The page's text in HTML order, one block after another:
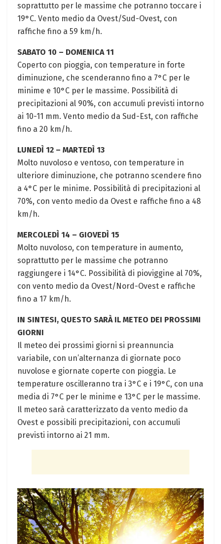
soprattutto per le massime che potranno toccare i
19°C. Vento medio da Ovest/Sud-Ovest, con
raffiche fino a 59 km/h.
SABATO 10 – DOMENICA 11
Coperto con pioggia, con temperature in forte
diminuzione, che scenderanno fino a 7°C per le
minime e 10°C per le massime. Possibilità di
precipitazioni al 90%, con accumuli previsti intorno
ai 10-11 mm. Vento medio da Sud-Est, con raffiche
fino a 20 km/h.
LUNEDÌ 12 – MARTEDÌ 13
Molto nuvoloso e ventoso, con temperature in
ulteriore diminuzione, che potranno scendere fino
a 4°C per le minime. Possibilità di precipitazioni al
70%, con vento medio da Ovest e raffiche fino a 48
km/h.
MERCOLEDÌ 14 – GIOVEDÌ 15
Molto nuvoloso, con temperature in aumento,
soprattutto per le massime che potranno
raggiungere i 14°C. Possibilità di pioviggine al 70%,
con vento medio da Ovest/Nord-Ovest e raffiche
fino a 17 km/h.
IN SINTESI, QUESTO SARÀ IL METEO DEI PROSSIMI
GIORNI
Il meteo dei prossimi giorni si preannuncia
variabile, con un’alternanza di giornate poco
nuvolose e giornate coperte con pioggia. Le
temperature oscilleranno tra i 3°C e i 19°C, con una
media di 7°C per le minime e 13°C per le massime.
Il meteo sarà caratterizzato da vento medio da
Ovest e possibili precipitazioni, con accumuli
previsti intorno ai 21 mm.